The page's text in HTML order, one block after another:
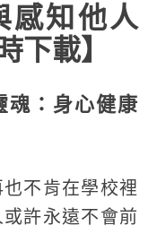
感知他人
下載】
魂：身心健康
不肯在學校裡
許永遠不會前